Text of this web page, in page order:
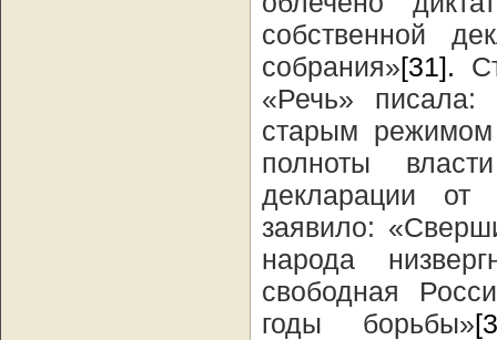
собственной
собрания»[31].
«Речь»
старым режимом
полноты
декларации от
заявило:
народа
свободная
годы борьбы»